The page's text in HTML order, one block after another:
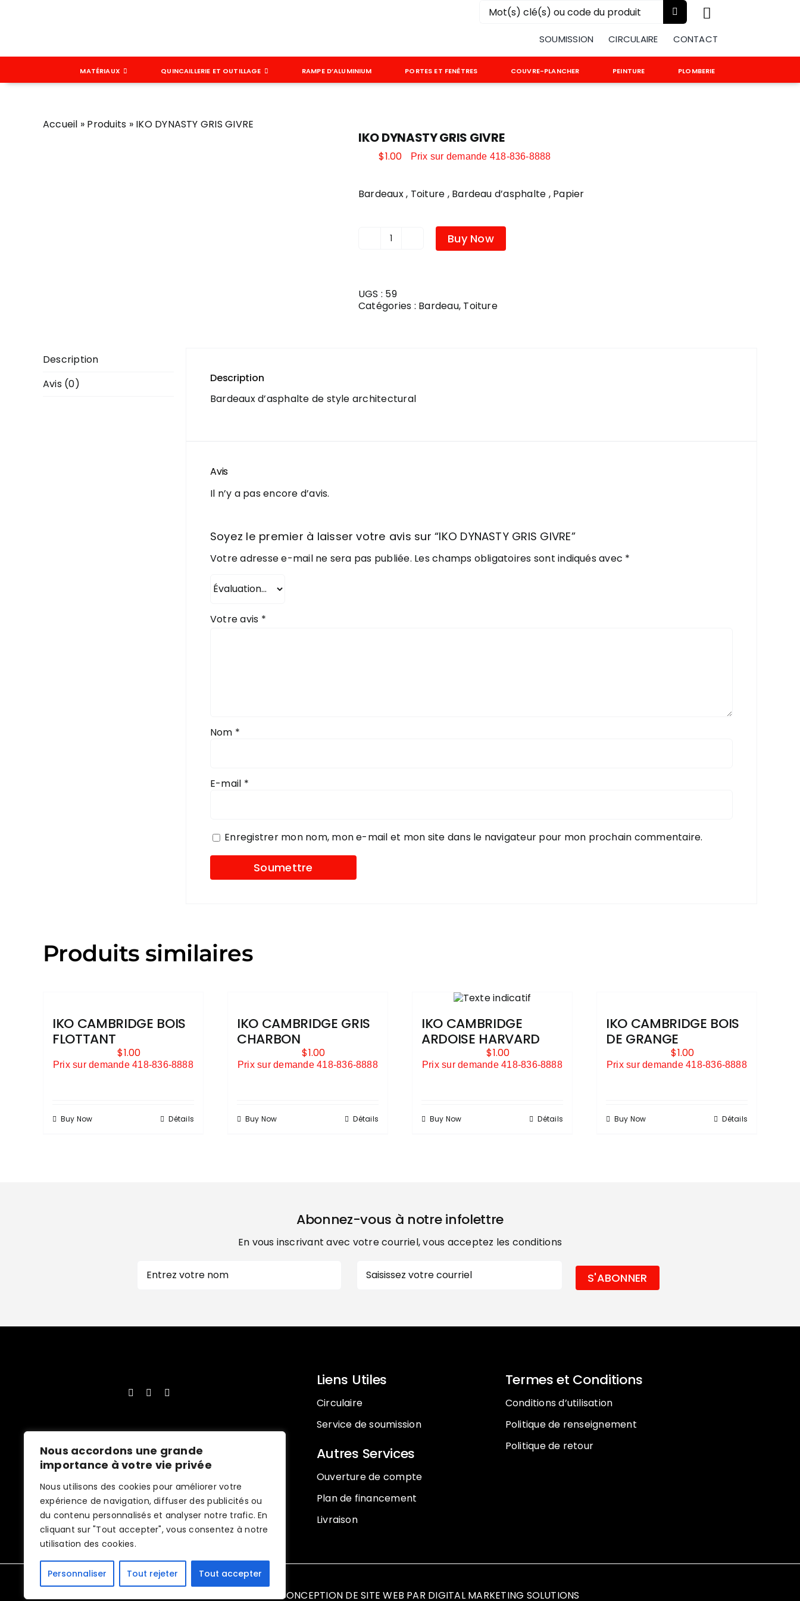
Nous accordons une grande
importance à votre vie privée
Nous utilisons des cookies pour améliorer votre
expérience de navigation, diffuser des publicités ou
du contenu personnalisés et analyser notre trafic. En
cliquant sur "Tout accepter", vous consentez à notre
utilisation des cookies.
Personnaliser Tout rejeter Tout accepter
Rechercher:
SOUMISSION CIRCULAIRE CONTACT
MATÉRIAUX QUINCAILLERIE ET OUTILLAGE RAMPE D’ALUMINIUM PORTES ET FENÊTRES COUVRE-PLANCHER PEINTURE PLOMBERIE
Accueil » Produits » IKO DYNASTY GRIS GIVRE
IKO DYNASTY GRIS GIVRE
$1.00 Prix sur demande 418-836-8888
Bardeaux , Toiture , Bardeau d’asphalte , Papier
quantité
GRIS
GIVRE
Buy Now
UGS : 59
Catégories : Bardeau, Toiture
Description
Avis (0)
Description
Bardeaux d’asphalte de style architectural
Avis
Il n’y a pas encore d’avis.
Soyez le premier à laisser votre avis sur “IKO DYNASTY GRIS GIVRE”
Votre adresse e-mail ne sera pas publiée. Les champs obligatoires sont indiqués avec *
Votre avis *
Nom *
E-mail *
Enregistrer mon nom, mon e-mail et mon site dans le navigateur pour mon prochain commentaire.
Produits similaires
IKO CAMBRIDGE BOIS
FLOTTANT
$1.00
Prix sur demande 418-836-8888
Buy Now Détails
IKO CAMBRIDGE GRIS
CHARBON
$1.00
Prix sur demande 418-836-8888
Buy Now Détails
IKO CAMBRIDGE
ARDOISE HARVARD
$1.00
Prix sur demande 418-836-8888
Buy Now Détails
IKO CAMBRIDGE BOIS
DE GRANGE
$1.00
Prix sur demande 418-836-8888
Buy Now Détails
Abonnez-vous à notre infolettre
En vous inscrivant avec votre courriel, vous acceptez les conditions
mail
Liens Utiles
Circulaire
Service de soumission
Autres Services
Ouverture de compte
Plan de financement
Livraison
Termes et Conditions
Conditions d’utilisation
Politique de renseignement
Politique de retour
RENOMAT – CONCEPTION DE SITE WEB PAR DIGITAL MARKETING SOLUTIONS